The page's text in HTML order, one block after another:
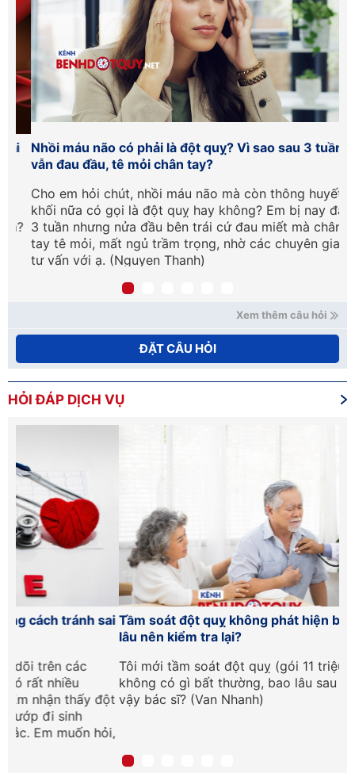
Nhồi máu não có phải là đột quỵ? Vì sao sau 3 tuần
vẫn đau đầu, tê mỏi chân tay?
Cho em hỏi chút, nhồi máu não mà còn thông huyết
khối nữa có gọi là đột quỵ hay không? Em bị nay đã
3 tuần nhưng nửa đầu bên trái cứ đau miết mà chân
tay tê mỏi, mất ngủ trầm trọng, nhờ các chuyên gia
tư vấn với ạ. (Nguyen Thanh)
Xem thêm câu hỏi
ĐẶT CÂU HỎI
HỎI ĐÁP DỊCH VỤ
Tầm soát đột quỵ không phát hiện bất thường, bao
lâu nên kiểm tra lại?
Tôi mới tầm soát đột quỵ (gói 11 triệu đồng), kết quả
không có gì bất thường, bao lâu sau tôi kiểm tra lại
vậy bác sĩ? (Van Nhanh)